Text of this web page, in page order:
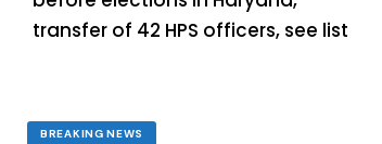
BREAKING NEWS